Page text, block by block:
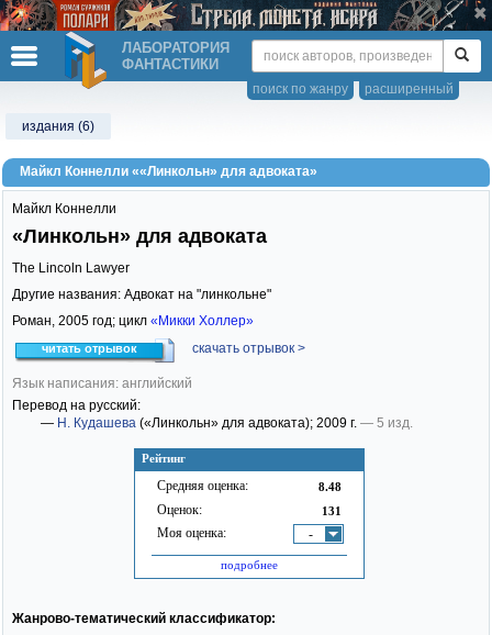
ЛАБОРАТОРИЯ
ФАНТАСТИКИ
расширенный
поиск по жанру
издания (6)
Майкл Коннелли ««Линкольн» для адвоката»
Рейтинг
Средняя оценка: 8.48
Оценок: 131
Моя оценка: -
подробнее
Майкл Коннелли
«Линкольн» для адвоката
The Lincoln Lawyer
Другие названия: Адвокат на "линкольне"
Роман, 2005 год; цикл «Микки Холлер»
читать отрывок скачать отрывок >
Язык написания: английский
Перевод на русский:
— Н. Кудашева («Линкольн» для адвоката); 2009 г. — 5 изд.
Жанрово-тематический классификатор: